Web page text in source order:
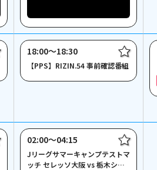
18:00〜18:30
【PPS】RIZIN.54 事前確認番組
02:00〜04:15
Jリーグサマーキャンプテストマ
ッチ セレッソ大阪 vs 栃木シテ